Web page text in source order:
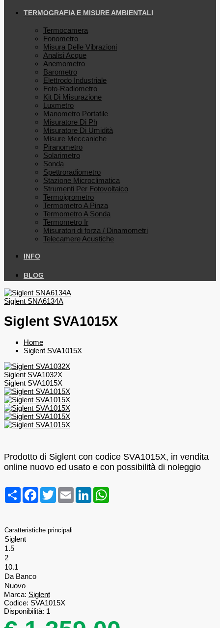
TERMOGRAFIA E MISURE AMBIENTALI
Termocamera
Fonometro
Misura Delle Vibrazioni
Analisi Acque
Anemometro
Barometro
Elettrodo Industriale
Foto-Radiometro
Kit Di Misurazione
Luxmetro
Manometro Portatile
Misuratore Di Ph
Misuratore Di Umidità
Misure Meccaniche
Piranometro
Solarimetro
Sonda
Spettroradiometro
Stazione Microclimatica
Strumenti Per Fotovoltaico
Termoigrometro
Termometro A Pinza
Termometro A Sonda
Termometro Ir
Misuratori di forza / Dinamometri
Telecamere Acustiche
INFO
BLOG
Siglent SNA6134A
Siglent SVA1015X
Home
Siglent SVA1015X
Siglent SVA1032X
Siglent SVA1015X
Prodotto di Siglent con codice SVA1015X, in vendita
online nuovo ed usato e con possibilità di noleggio
CondividiFacebook
TwitterEmail LinkedIn
Caratteristiche principali
Siglent
1.5
2
10.1
Da Banco
Nuovo
Marca: Siglent
Codice: SVA1015X
Disponibilità: 1